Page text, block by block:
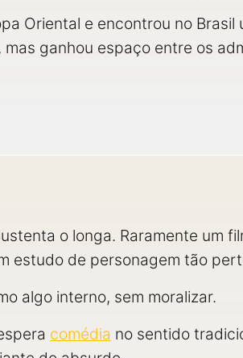
Oriental e encontrou no
ganhou espaço entre os
o longa. Raramente um
estudo de personagem tão
algo interno, sem moralizar.
comédia no sentido